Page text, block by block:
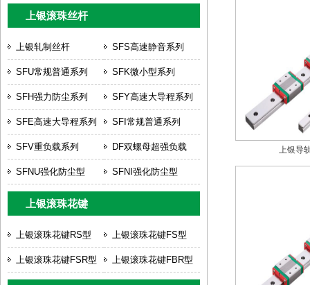
上银滚珠丝杆
上银轧制丝杆 SFS高速静音系列
SFU常规普通系列 SFK微小型系列
SFH强力防尘系列 SFY高速大导程系列
SFE高速大导程系列 SFI常规普通系列
SFV重负载系列 DF双螺母超强负载
SFNU强化防尘型 SFNI强化防尘型
上银滚珠花键
上银滚珠花键RS型 上银滚珠花键FS型
上银滚珠花键FSR型 上银滚珠花键FBR型
上银导